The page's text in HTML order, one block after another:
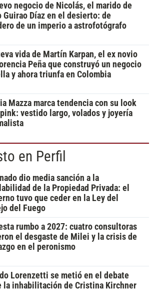
negocio de Nicolás, el marido de
Guirao Díaz en el desierto: de
de un imperio a astrofotógrafo
vida de Martín Karpan, el ex novio
Peña que construyó un negocio
y ahora triunfa en Colombia
Mazza marca tendencia con su look
vestido largo, volados y joyería
en Perfil
dio media sanción a la
de la Propiedad Privada: el
tuvo que ceder en la Ley del
del Fuego
rumbo a 2027: cuatro consultoras
el desgaste de Milei y la crisis de
en el peronismo
Lorenzetti se metió en el debate
la inhabilitación de Cristina Kirchner